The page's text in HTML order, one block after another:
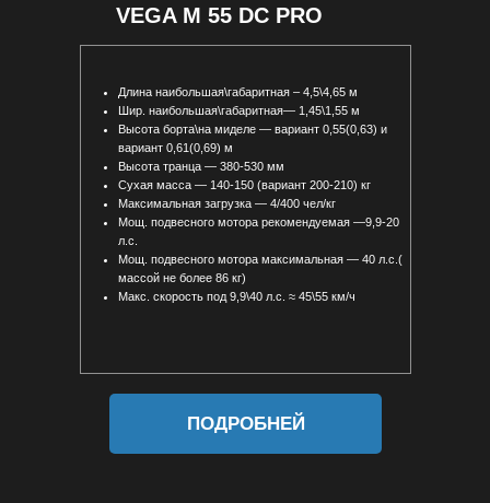
VEGA М 55 DC PRO
ПОДРОБНЕЙ
Длина наибольшая\габаритная – 4,5\4,65 м
Шир. наибольшая\габаритная— 1,45\1,55 м
Высота борта\на миделе — вариант 0,55(0,63) и
вариант 0,61(0,69) м
Высота транца — 380-530 мм
Сухая масса — 140-150 (вариант 200-210) кг
Максимальная загрузка — 4/400 чел/кг
Мощ. подвесного мотора рекомендуемая —9,9-20
л.с.
Мощ. подвесного мотора максимальная — 40 л.с.(
массой не более 86 кг)
Макс. скорость под 9,9\40 л.с. ≈ 45\55 км/ч